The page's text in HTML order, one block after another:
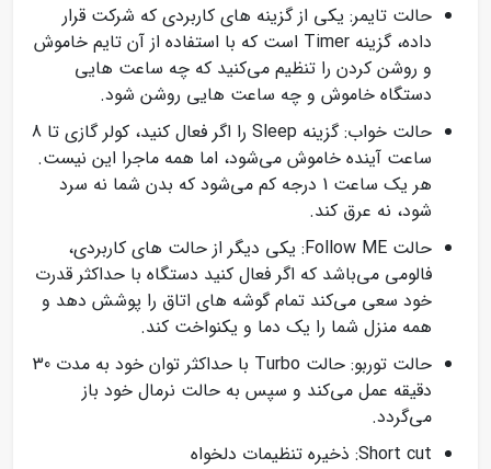
حالت تایمر: یکی از گزینه های کاربردی که شرکت قرار
داده، گزینه Timer است که با استفاده از آن تایم خاموش
و روشن کردن را تنظیم می‌کنید که چه ساعت هایی
دستگاه خاموش و چه ساعت هایی روشن شود.
حالت خواب: گزینه Sleep را اگر فعال کنید، کولر گازی تا 8
ساعت آینده خاموش می‌شود، اما همه ماجرا این نیست.
هر یک ساعت 1 درجه کم می‌شود که بدن شما نه سرد
شود، نه عرق کند.
حالت Follow ME: یکی دیگر از حالت های کاربردی،
فالومی می‌باشد که اگر فعال کنید دستگاه با حداکثر قدرت
خود سعی می‌کند تمام گوشه های اتاق را پوشش دهد و
همه منزل شما را یک دما و یکنواخت کند.
حالت توربو: حالت Turbo با حداکثر توان خود به مدت 30
دقیقه عمل می‌کند و سپس به حالت نرمال خود باز
می‌گردد.
Short cut: ذخیره تنظیمات دلخواه